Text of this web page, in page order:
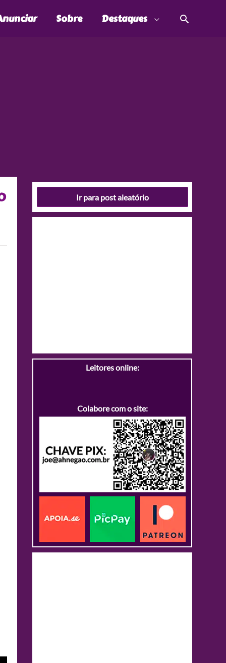
Sobre Destaques
Ir para post aleatório
Leitores online:
Colabore com o site: